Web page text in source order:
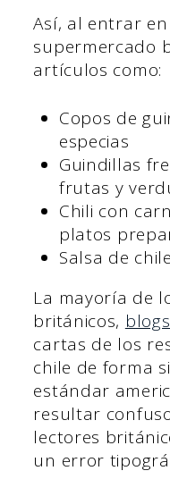
Así, al entrar
supermercado
artículos como:
Copos de
especias
Guindillas
frutas y
Chili con
platos
Salsa de
La mayoría de
británicos, blogs
cartas de los
chile de forma
estándar
resultar
lectores
un error